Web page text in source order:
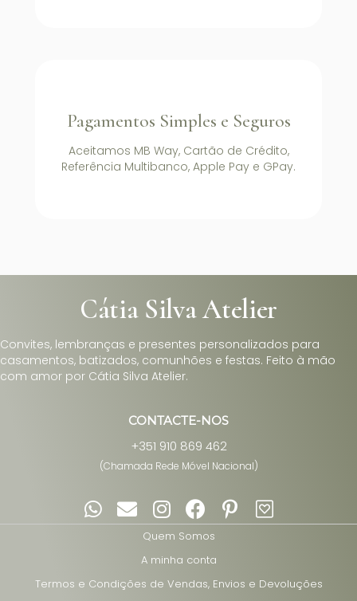
Pagamentos Simples e Seguros
Aceitamos MB Way, Cartão de Crédito,
Referência Multibanco, Apple Pay e GPay.
Cátia Silva Atelier
Convites, lembranças e presentes personalizados para
casamentos, batizados, comunhões e festas. Feito à mão
com amor por Cátia Silva Atelier.
CONTACTE-NOS
+351 910 869 462
(Chamada Rede Móvel Nacional)
Quem Somos
A minha conta
Termos e Condições de Vendas, Envios e Devoluções